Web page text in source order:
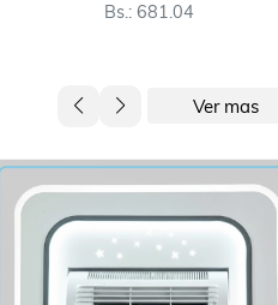
Bs.: 4,232.28
Ver mas